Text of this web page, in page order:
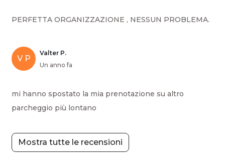
PERFETTA ORGANIZZAZIONE , NESSUN PROBLEMA.
V P
Valter P.
Un anno fa
mi hanno spostato la mia prenotazione su altro
parcheggio più lontano
Mostra tutte le recensioni